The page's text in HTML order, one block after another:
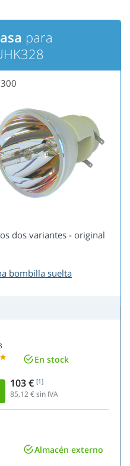
para
dos variantes - original
bombilla suelta
En stock
103 € [1]
85,12€ sin IVA
Almacén externo